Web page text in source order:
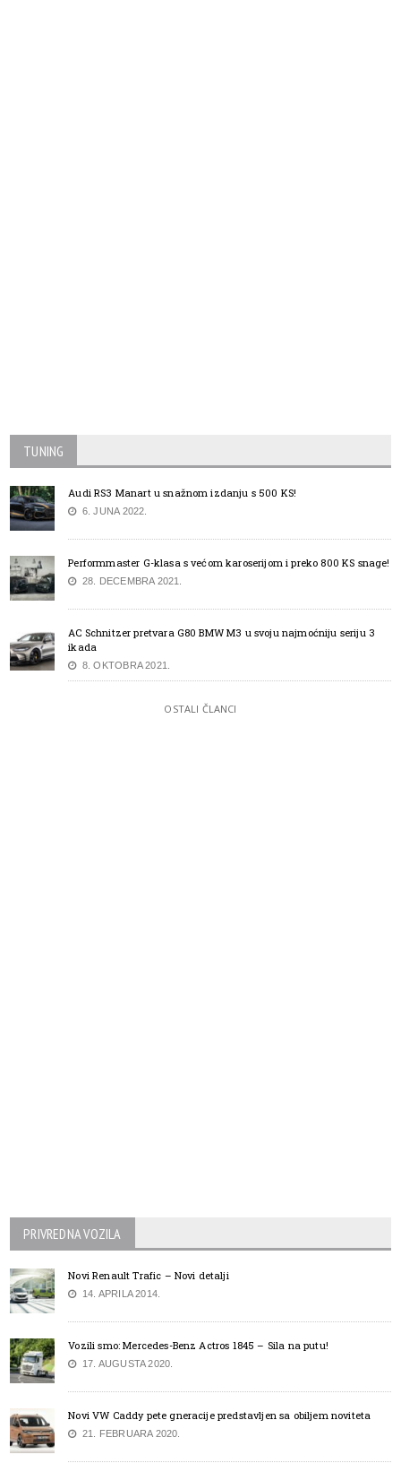
TUNING
Audi RS3 Manart u snažnom izdanju s 500 KS!
6. JUNA 2022.
Performmaster G-klasa s većom karoserijom i preko 800 KS snage!
28. DECEMBRA 2021.
AC Schnitzer pretvara G80 BMW M3 u svoju najmoćniju seriju 3
ikada
8. OKTOBRA 2021.
OSTALI ČLANCI
PRIVREDNA VOZILA
Novi Renault Trafic – Novi detalji
14. APRILA 2014.
Vozili smo: Mercedes-Benz Actros 1845 – Sila na putu!
17. AUGUSTA 2020.
Novi VW Caddy pete gneracije predstavljen sa obiljem noviteta
21. FEBRUARA 2020.